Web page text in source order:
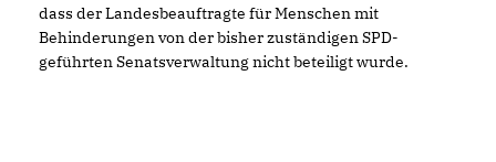
dass der Landesbeauftragte für Menschen mit
Behinderungen von der bisher zuständigen SPD-
geführten Senatsverwaltung nicht beteiligt wurde.